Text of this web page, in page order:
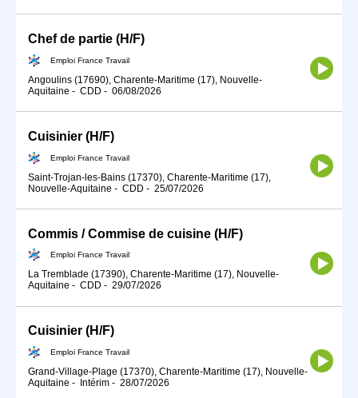
Chef de partie (H/F)
Emploi France Travail
Angoulins (17690), Charente-Maritime (17), Nouvelle-
Aquitaine - CDD - 06/08/2026
Cuisinier (H/F)
Emploi France Travail
Saint-Trojan-les-Bains (17370), Charente-Maritime (17),
Nouvelle-Aquitaine - CDD - 25/07/2026
Commis / Commise de cuisine (H/F)
Emploi France Travail
La Tremblade (17390), Charente-Maritime (17), Nouvelle-
Aquitaine - CDD - 29/07/2026
Cuisinier (H/F)
Emploi France Travail
Grand-Village-Plage (17370), Charente-Maritime (17), Nouvelle-
Aquitaine - Intérim - 28/07/2026